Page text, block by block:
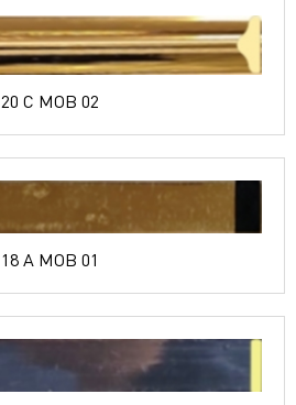
20 C MOB 02
18 A MOB 01